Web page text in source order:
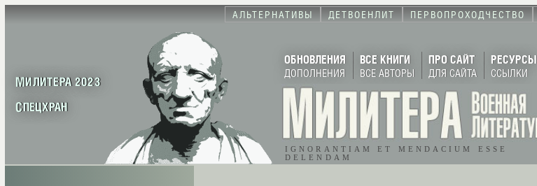
АЛЬТЕРНАТИВЫ ДЕТВОЕНЛИТ ПЕРВОПРОХОДЧЕСТВО
МИЛИТЕРА 2023
СПЕЦХРАН
ОБНОВЛЕНИЯ
ДОПОЛНЕНИЯ
ВСЕ КНИГИ
ВСЕ АВТОРЫ
ПРО САЙТ
ДЛЯ САЙТА
РЕСУРСЫ
ССЫЛКИ
IGNORANTIAM ET MENDACIUM ESSE
DELENDAM